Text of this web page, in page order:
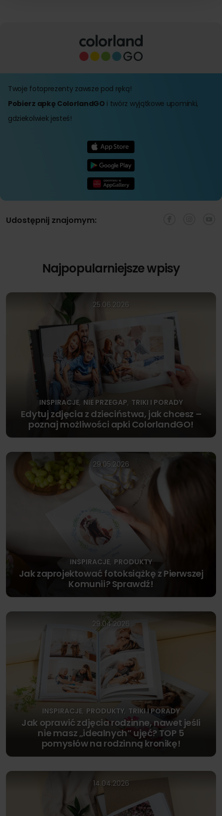
Twoje fotoprezenty zawsze pod ręką!
Pobierz apkę ColorlandGO i twórz wyjątkowe upominki,
gdziekolwiek jesteś!
Udostępnij znajomym:
Najpopularniejsze wpisy
25.06.2026
INSPIRACJE, NIE PRZEGAP, TRIKI I PORADY
Edytuj zdjęcia z dzieciństwa, jak chcesz –
poznaj możliwości apki ColorlandGO!
29.05.2026
INSPIRACJE, PRODUKTY
Jak zaprojektować fotoksiążkę z Pierwszej
Komunii? Sprawdź!
29.04.2026
INSPIRACJE, PRODUKTY TRIKI I PORADY
Jak oprawić zdjęcia rodzinne, nawet jeśli
nie masz „idealnych” ujęć? TOP 5
pomysłów na rodzinną kronikę!
14.04.2026